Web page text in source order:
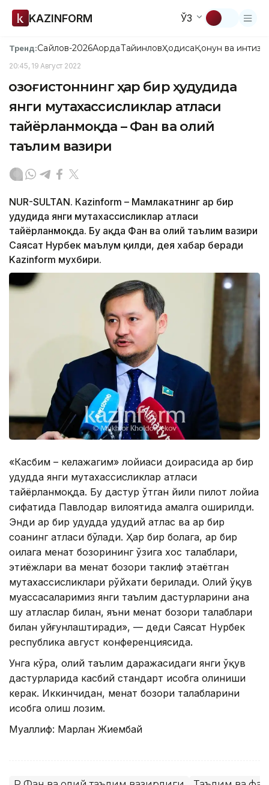
KAZINFORM ЎЗ
Тренд:Сайлов-2026АқордаТайинловҲодисаҚонун ва
20:45, 19 Август 2022
Қозоғистоннинг ҳар бир ҳудудида
янги мутахассисликлар атласи
тайёрланмоқда – Фан ва олий
таълим вазири
NUR-SULTAN. Кazinform – Мамлакатнинг ҳар бир
ҳудудида янги мутахассисликлар атласи
тайёрланмоқда. Бу ҳақда Фан ва олий таълим вазири
Саясат Нурбек маълум қилди, дея хабар беради
Kazinform мухбири.
«Касбим – келажагим» лойиҳаси доирасида ҳар бир
ҳудудда янги мутахассисликлар атласи
тайёрланмоқда. Бу дастур ўтган йили пилот лойиҳа
сифатида Павлодар вилоятида амалга оширилди.
Энди ҳар бир ҳудудда ҳудудий атлас ва ҳар бир
соҳанинг атласи бўлади. Ҳар бир болага, ҳар бир
оилага меҳнат бозорининг ўзига хос талаблари,
эҳтиёжлари ва меҳнат бозори таклиф этаётган
мутахассисликлари рўйхати берилади. Олий ўқув
муассасаларимиз янги таълим дастурларини ана
шу атласлар билан, яъни меҳнат бозори талаблари
билан уйғунлаштиради», — деди Саясат Нурбек
республика август конференциясида.
Унга кўра, олий таълим даражасидаги янги ўқув
дастурларида касбий стандарт ҳисобга олиниши
керак. Иккинчидан, меҳнат бозори талабларини
ҳисобга олиш лозим.
Муаллиф: Марлан Жиембай